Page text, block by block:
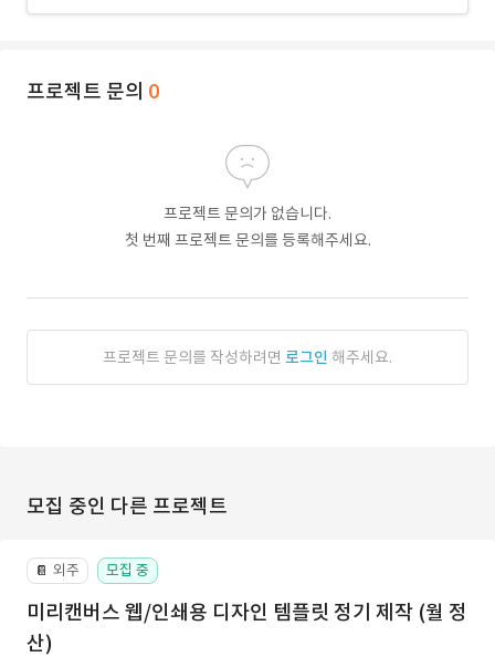
프로젝트 문의 0
프로젝트 문의가 없습니다.
첫 번째 프로젝트 문의를 등록해주세요.
프로젝트 문의를 작성하려면 로그인 해주세요.
모집 중인 다른 프로젝트
📔 외주 모집 중
미리캔버스 웹/인쇄용 디자인 템플릿 정기 제작 (월 정
산)